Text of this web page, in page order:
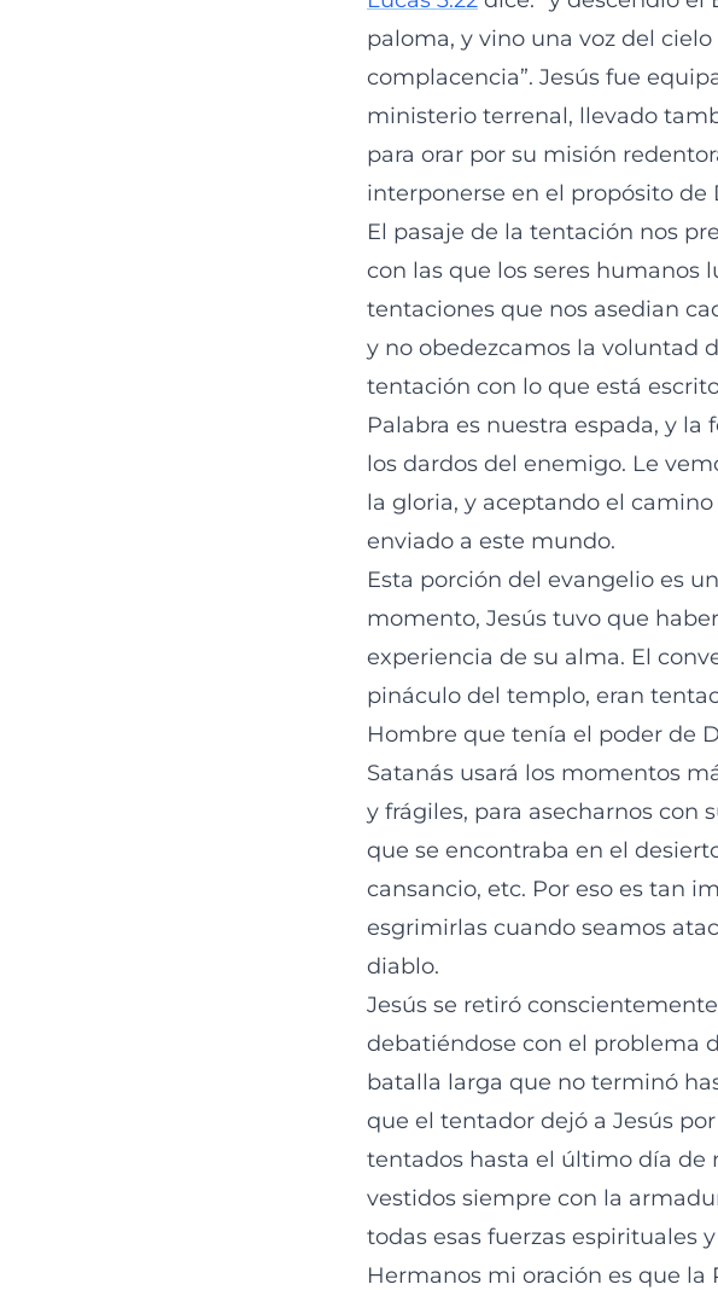
paloma, y vino una voz del
complacencia”. Jesús fue
ministerio terrenal, llevado
para orar por su misión
interponerse en el propósito de
El pasaje de la tentación nos
con las que los seres humanos
tentaciones que nos asedian
y no obedezcamos la voluntad
tentación con lo que está
Palabra es nuestra espada, y
los dardos del enemigo. Le
la gloria, y aceptando el
enviado a este mundo.
Esta porción del evangelio es
momento, Jesús tuvo que
experiencia de su alma. El
pináculo del templo, eran
Hombre que tenía el poder de
Satanás usará los momentos
y frágiles, para asecharnos con
que se encontraba en el
cansancio, etc. Por eso es tan
esgrimirlas cuando seamos
diablo.
Jesús se retiró
debatiéndose con el problema
batalla larga que no terminó
que el tentador dejó a Jesús
tentados hasta el último día de
vestidos siempre con la
todas esas fuerzas espirituales
Hermanos mi oración es que